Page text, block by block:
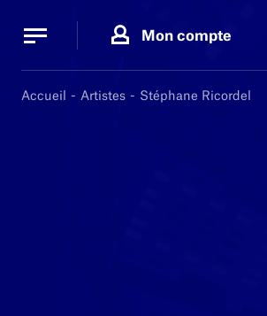
Mon compte
Accueil Artistes Stéphane Ricordel